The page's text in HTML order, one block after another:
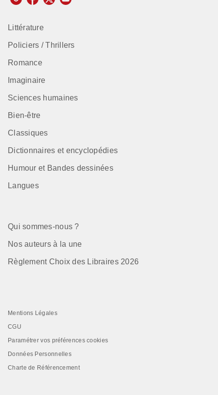
Littérature
Policiers / Thrillers
Romance
Imaginaire
Sciences humaines
Bien-être
Classiques
Dictionnaires et encyclopédies
Humour et Bandes dessinées
Langues
Qui sommes-nous ?
Nos auteurs à la une
Règlement Choix des Libraires 2026
Mentions Légales
CGU
Paramétrer vos préférences cookies
Données Personnelles
Charte de Référencement